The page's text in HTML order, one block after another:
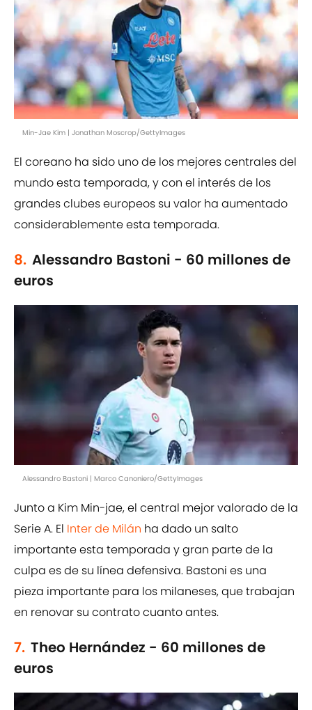
Min-Jae Kim | Jonathan Moscrop/GettyImages
El coreano ha sido uno de los mejores centrales del
mundo esta temporada, y con el interés de los
grandes clubes europeos su valor ha aumentado
considerablemente esta temporada.
8. Alessandro Bastoni - 60 millones de
euros
Alessandro Bastoni | Marco Canoniero/GettyImages
Junto a Kim Min-jae, el central mejor valorado de la
Serie A. El Inter de Milán ha dado un salto
importante esta temporada y gran parte de la
culpa es de su línea defensiva. Bastoni es una
pieza importante para los milaneses, que trabajan
en renovar su contrato cuanto antes.
7. Theo Hernández - 60 millones de
euros